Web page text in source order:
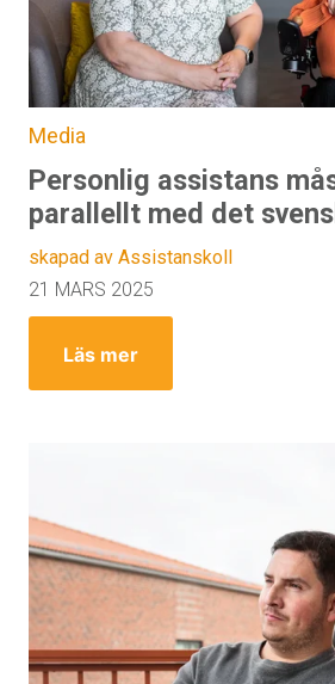
Media
Personlig assistans
parallellt med det
skapad av Assistanskoll
21 MARS 2025
Läs mer